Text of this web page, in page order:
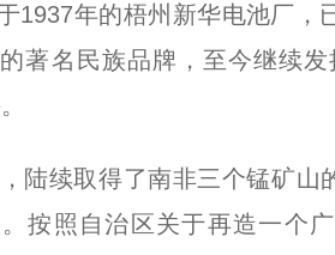
1937年的梧州新华电池厂，
著名民族品牌，至今继续
陆续取得了南非三个锰矿山
按照自治区关于再造一个